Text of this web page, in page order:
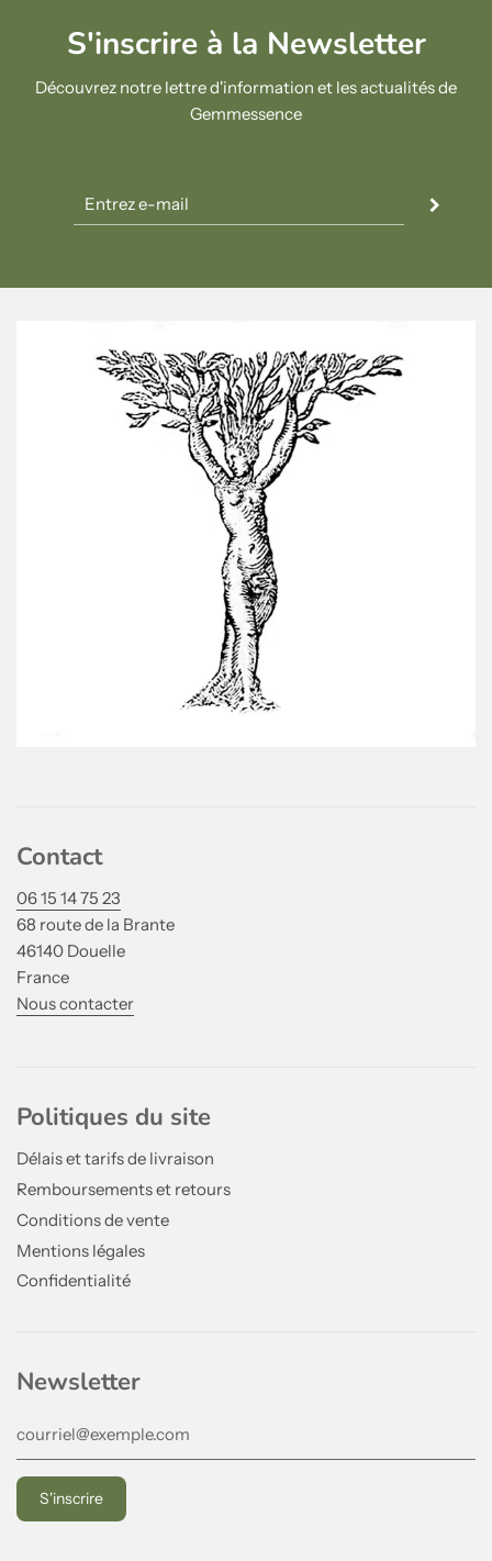
S'inscrire à la Newsletter
Découvrez notre lettre d'information et les actualités de
Gemmessence
Contact
06 15 14 75 23
68 route de la Brante
46140 Douelle
France
Nous contacter
Politiques du site
Délais et tarifs de livraison
Remboursements et retours
Conditions de vente
Mentions légales
Confidentialité
Newsletter